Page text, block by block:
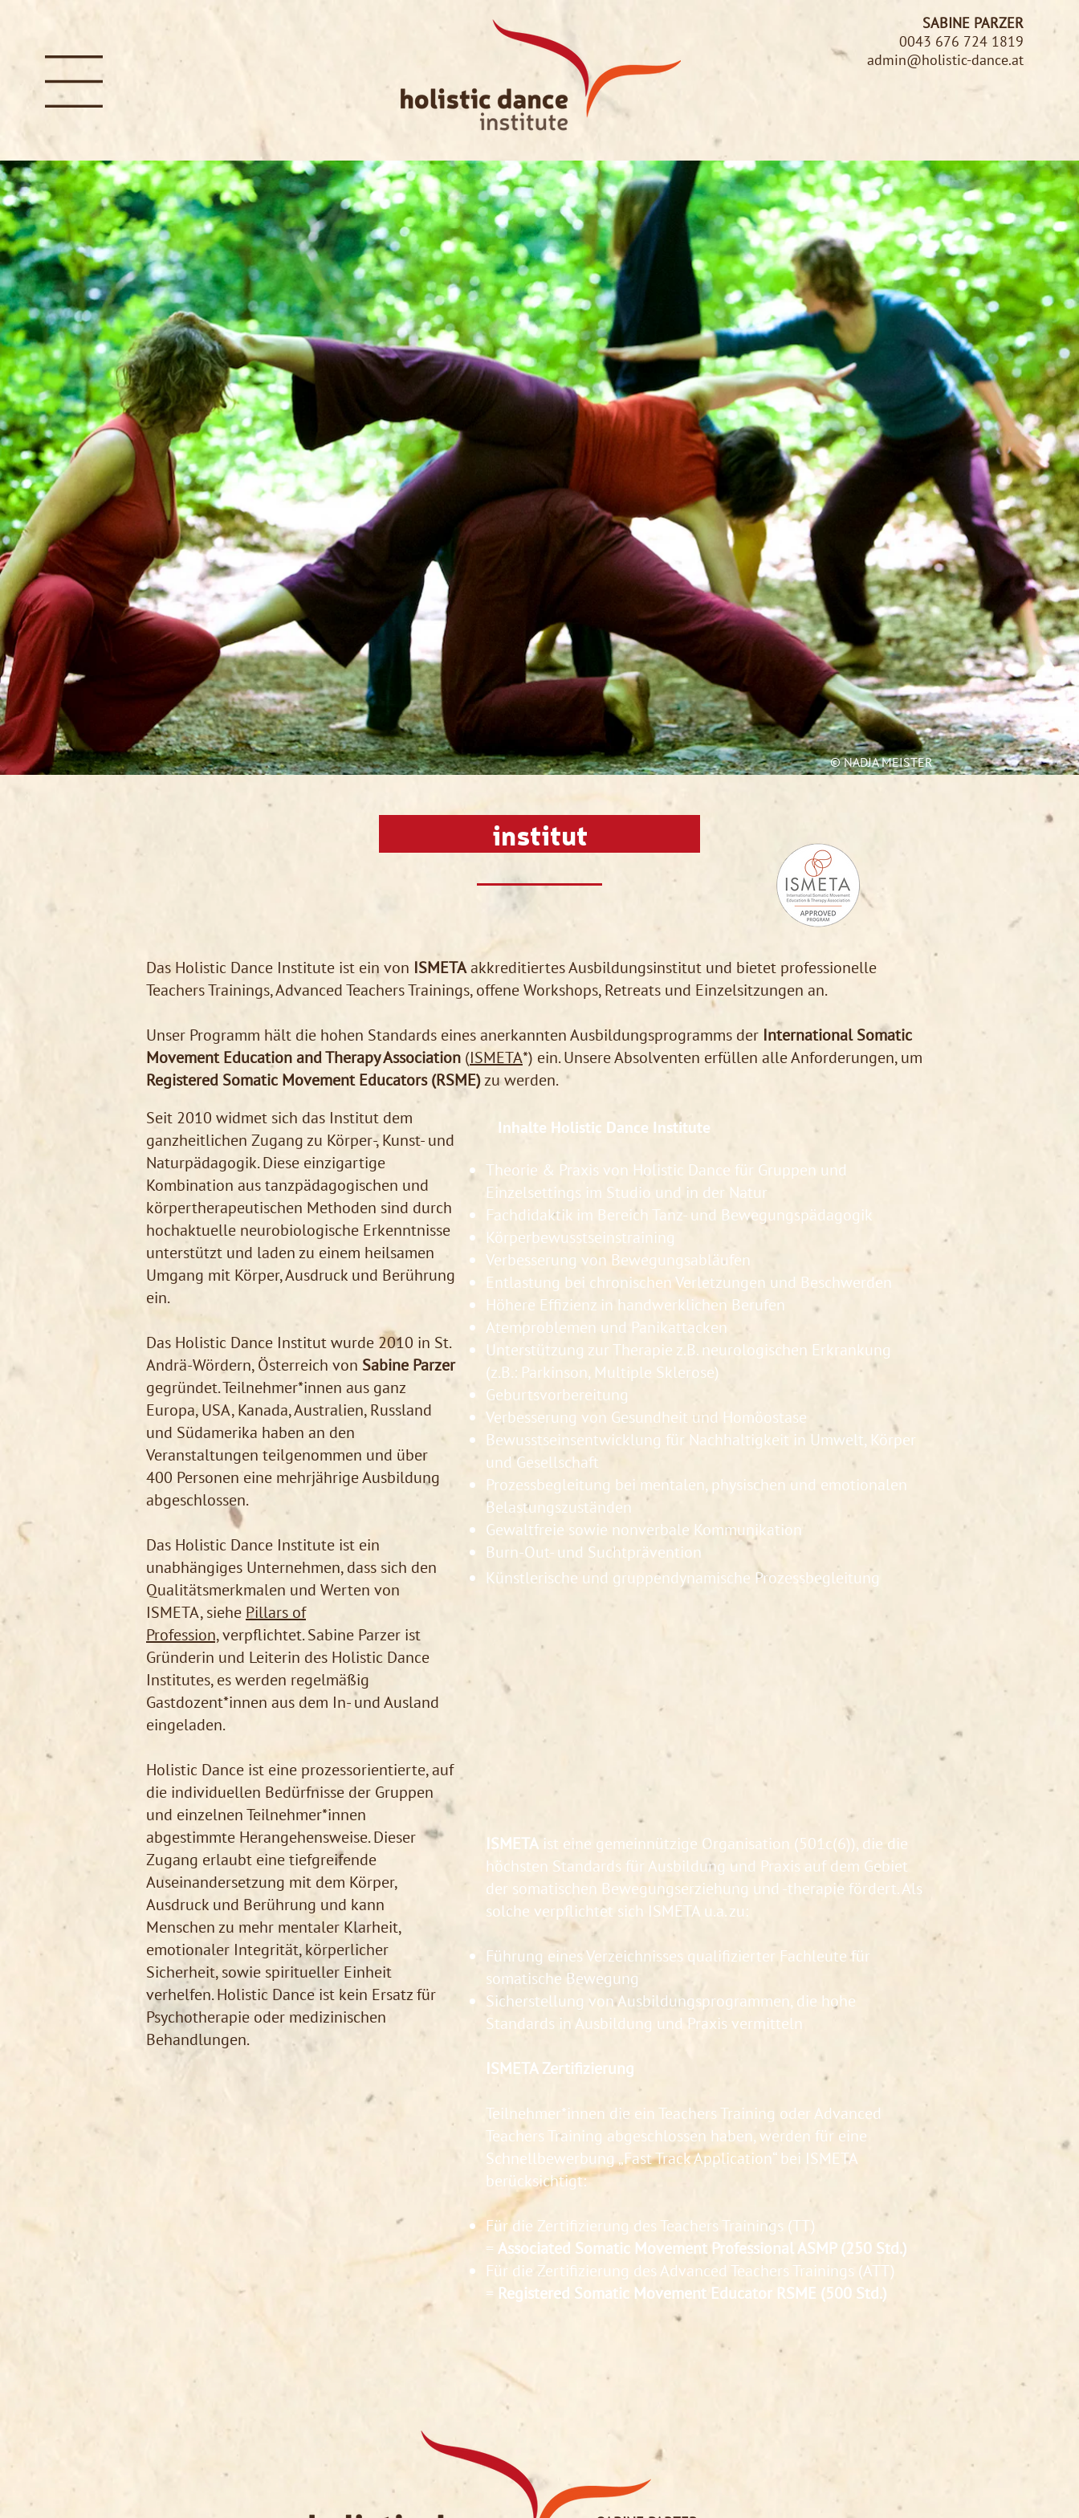
SABINE PARZER
0043 676 724 1819
admin@holistic-dance.at
© NADJA MEISTER
institut
Das Holistic Dance Institute ist ein von ISMETAakkreditiertes Ausbildungsinstitut und bietet professionelle
Teachers Trainings, Advanced Teachers Trainings, offene Workshops, Retreats und Einzelsitzungen an.
Unser Programm hält die hohen Standards eines anerkannten Ausbildungsprogramms der International Somatic
Movement Education and Therapy Association (ISMETA*) ein. Unsere Absolventen erfüllen alle Anforderungen, um
Registered Somatic Movement Educators (RSME)zu werden.
Seit 2010 widmet sich das Institut dem
ganzheitlichen Zugang zu Körper-, Kunst- und
Naturpädagogik. Diese einzigartige
Kombination aus tanzpädagogischen und
körpertherapeutischen Methoden sind durch
hochaktuelle neurobiologische Erkenntnisse
unterstützt und laden zu einem heilsamen
Umgang mit Körper, Ausdruck und Berührung
ein.
Das Holistic Dance Institut wurde 2010 in St.
Andrä-Wördern, Österreich von Sabine Parzer
gegründet. Teilnehmer*innen aus ganz
Europa, USA, Kanada, Australien, Russland
und Südamerika haben an den
Veranstaltungen teilgenommen und über
400 Personen eine mehrjährige Ausbildung
abgeschlossen.
Das Holistic Dance Institute ist ein
unabhängiges Unternehmen, dass sich den
Qualitätsmerkmalen und Werten von
ISMETA, siehe Pillars of
Profession,verpflichtet. Sabine Parzer ist
Gründerin und Leiterin des Holistic Dance
Institutes, es werden regelmäßig
Gastdozent*innen aus dem In- und Ausland
eingeladen.
​Holistic Dance ist eine prozessorientierte, auf
die individuellen Bedürfnisse der Gruppen
und einzelnen Teilnehmer*innen
abgestimmte Herangehensweise. Dieser
Zugang erlaubt eine tiefgreifende
Auseinandersetzung mit dem Körper,
Ausdruck und Berührung und kann
Menschen zu mehr mentaler Klarheit,
emotionaler Integrität, körperlicher
Sicherheit, sowie spiritueller Einheit
verhelfen. Holistic Dance ist kein Ersatz für
Psychotherapie oder medizinischen
Behandlungen.
Inhalte Holistic Dance Institute
Theorie & Praxis von Holistic Dance für Gruppen und
Einzelsettings im Studio und in der Natur
Fachdidaktik im Bereich Tanz- und Bewegungspädagogik
Körperbewusstseinstraining
Verbesserung von Bewegungsabläufen
Entlastung bei chronischen Verletzungen und Beschwerden
Höhere Effizienz in handwerklichen Berufen
Atemproblemen und Panikattacken
Unterstützung zur Therapie z.B. neurologischen Erkrankung
(z.B.: Parkinson, Multiple Sklerose)
Geburtsvorbereitung
Verbesserung von Gesundheit und Homöostase
Bewusstseinsentwicklung für Nachhaltigkeit in Umwelt, Körper
und Gesellschaft
Prozessbegleitung bei mentalen, physischen und emotionalen
Belastungszuständen
Gewaltfreie sowie nonverbale Kommunikation
Burn-Out- und Suchtprävention
Künstlerische und gruppendynamische Prozessbegleitung
ISMETA ist eine gemeinnützige Organisation (501c(6)), die die
höchsten Standards für Ausbildung und Praxis auf dem Gebiet
der somatischen Bewegungserziehung und -therapie fördert. Als
solche verpflichtet sich ISMETA u.a. zu:
Führung eines Verzeichnisses qualifizierter Fachleute für
somatische Bewegung
Sicherstellung von Ausbildungsprogrammen, die hohe
Standards in Ausbildung und Praxis vermitteln
ISMETA Zertifizierung
Teilnehmer*innen die ein Teachers Training oder Advanced
Teachers Training abgeschlossen haben, werden für eine
Schnellbewerbung „Fast Track Application“ bei ISMETA
berücksichtigt:
Für die Zertifizierung des Teachers Trainings (TT)
= Associated Somatic Movement Professional ASMP (250 Std.)
Für die Zertifizierung des Advanced Teachers Trainings (ATT)
= Registered Somatic Movement Educator RSME (500 Std.)